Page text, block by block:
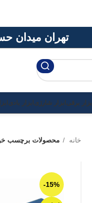
تهران میدان حسن
ابزار برقی ابزار شارژی ابزار بادی
خانه محصولات برچسب
-15%